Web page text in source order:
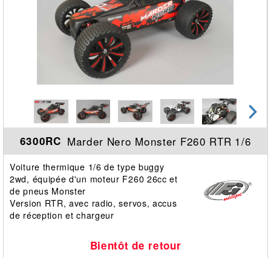
6300RC Marder Nero Monster F260 RTR 1/6
Voiture thermique 1/6 de type buggy
2wd, équipée d'un moteur F260 26cc et
de pneus Monster
Version RTR, avec radio, servos, accus
de réception et chargeur
Bientôt de retour